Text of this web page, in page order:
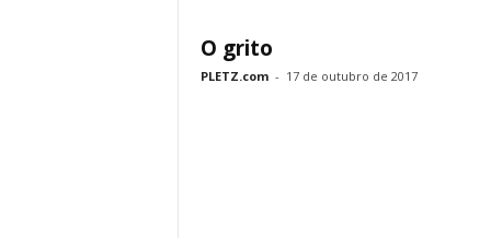
O grito
PLETZ.com - 17 de outubro de 2017